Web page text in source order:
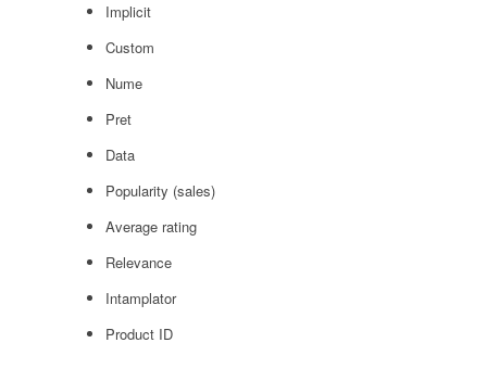
Implicit
Custom
Nume
Pret
Data
Popularity (sales)
Average rating
Relevance
Intamplator
Product ID